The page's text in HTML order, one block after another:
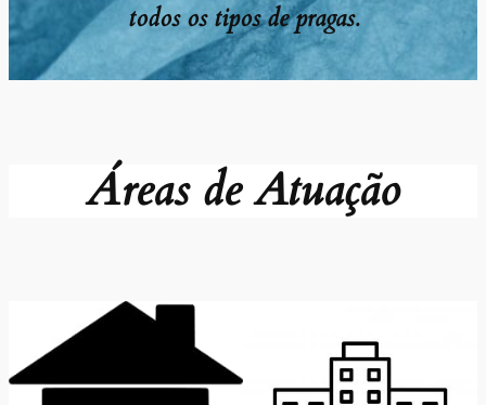
todos os tipos de pragas.
Áreas de Atuação